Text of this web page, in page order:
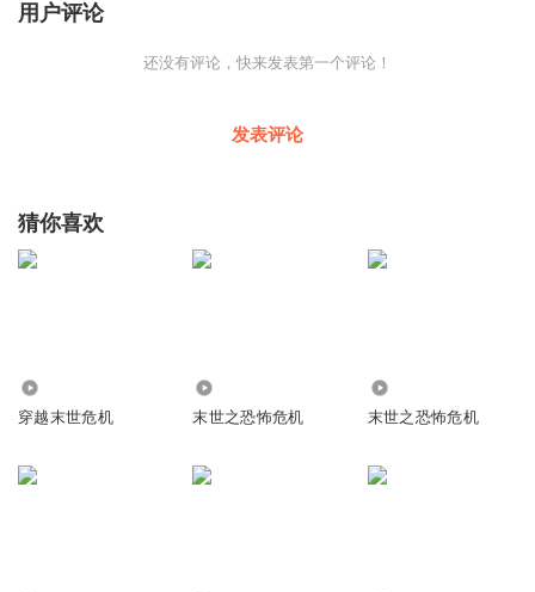
用户评论
还没有评论，快来发表第一个评论！
发表评论
猜你喜欢
穿越末世危机 末世之恐怖危机 末世之恐怖危机